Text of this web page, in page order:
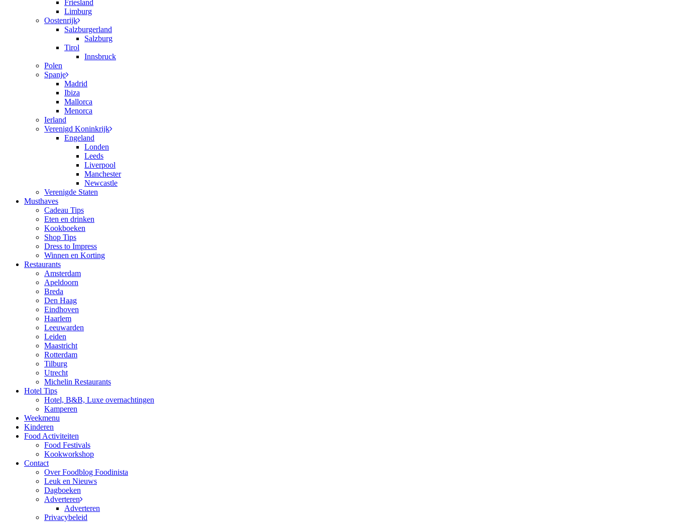
Friesland
Limburg
Oostenrijk
Salzburgerland
Salzburg
Tirol
Innsbruck
Polen
Spanje
Madrid
Ibiza
Mallorca
Menorca
Ierland
Verenigd Koninkrijk
Engeland
Londen
Leeds
Liverpool
Manchester
Newcastle
Verenigde Staten
Musthaves
Cadeau Tips
Eten en drinken
Kookboeken
Shop Tips
Dress to Impress
Winnen en Korting
Restaurants
Amsterdam
Apeldoorn
Breda
Den Haag
Eindhoven
Haarlem
Leeuwarden
Leiden
Maastricht
Rotterdam
Tilburg
Utrecht
Michelin Restaurants
Hotel Tips
Hotel, B&B, Luxe overnachtingen
Kamperen
Weekmenu
Kinderen
Food Activiteiten
Food Festivals
Kookworkshop
Contact
Over Foodblog Foodinista
Leuk en Nieuws
Dagboeken
Adverteren
Adverteren
Privacybeleid